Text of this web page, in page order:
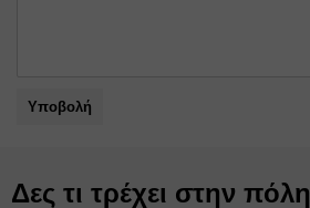
Υποβολή
Δες τι τρέχει στην πόλη